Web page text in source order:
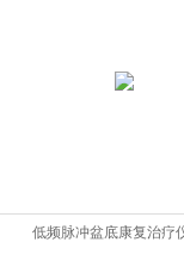
低频脉冲盆底康复治疗